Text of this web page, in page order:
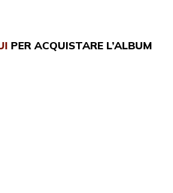
PER ACQUISTARE L’ALBUM